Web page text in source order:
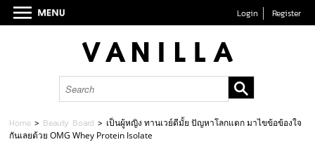
Login Register
Home > Beauty Board > เป็นผู้หญิง ทานเวย์ดีมั้ย ปัญหาโลกแตก มาไขข้อข้องใจ
กันเลยด้วย OMG Whey Protein Isolate